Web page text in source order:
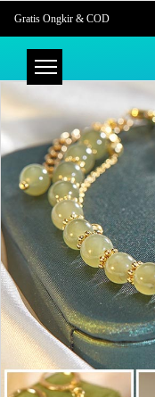
Gratis Ongkir & COD